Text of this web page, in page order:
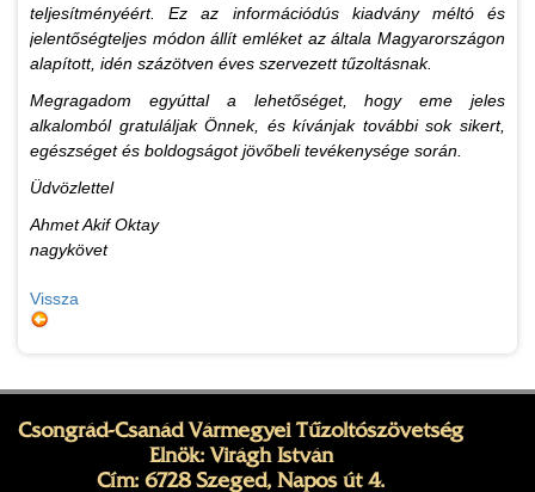
teljesítményéért. Ez az információdús kiadvány méltó és
jelentőségteljes módon állít emléket az általa Magyarországon
alapított, idén százötven éves szervezett tűzoltásnak.
Megragadom egyúttal a lehetőséget, hogy eme jeles
alkalomból gratuláljak Önnek, és kívánjak további sok sikert,
egészséget és boldogságot jövőbeli tevékenysége során.
Üdvözlettel
Ahmet Akif Oktay
nagykövet
Vissza
Csongrád-Csanád Vármegyei Tűzoltószövetség
Elnök: Virágh István
Cím: 6728 Szeged, Napos út 4.